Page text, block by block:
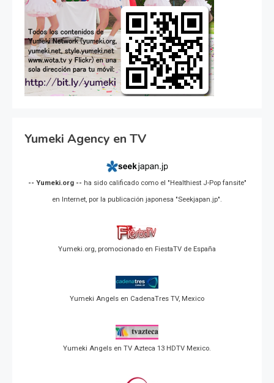
Yumeki Agency en TV
-- Yumeki.org -- ha sido calificado como el "Healthiest J-Pop fansite"
en Internet, por la publicación japonesa "Seekjapan.jp".
Yumeki.org, promocionado en FiestaTV de España
Yumeki Angels en CadenaTres TV, Mexico
Yumeki Angels en TV Azteca 13 HDTV Mexico.